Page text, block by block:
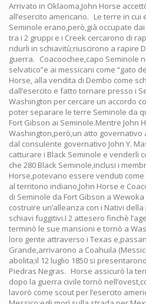
Arrivato in Oklaoma,John Horse
all’esercito americano. Le terre in cui
Seminole erano,però,già occupate
tra i 2 gruppi e i Creek cercarono di
ridurli in schiavitù;riuscirono a rapire
guerra. Coacoochee,capo Seminole
selvatico”e ai messicani come “gato
Horse, alla vendita di Dembo come
dall’esercito e fatto tornare presso i
Washington per cercare un accordo
poter separare le terre Seminole da
Fort Gibson ai Seminole.Mentre John
Washington,però,un atto governativo
dal consulente governativo John Y.
catturare i Black Seminole e venderli
che 280 Black Seminole,inclusi i
Horse,potevano essere venduti
al territorio indiano,John Horse e
di Seminole da Fort Gibson a
costruire un’alleanza con i Nativi
schiavi fuggitivi.I 2 attesero finchè
terminò le sue mansioni e tornò a
loro gente attraverso i Texas
Grande,arrivarono a Coahuila
abolita;il 12 luglio 1850 si
Piedras Negras. Horse assicurò la
dopo la guerra civile tornò
lavorò come scout per l’esercito